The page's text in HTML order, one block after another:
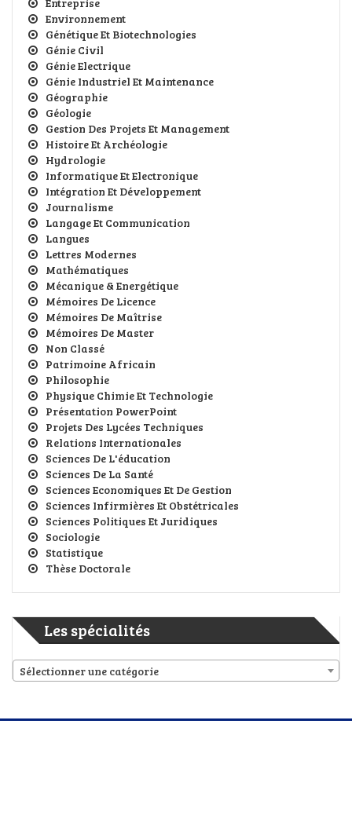
Entreprise
Environnement
Génétique Et Biotechnologies
Génie Civil
Génie Electrique
Génie Industriel Et Maintenance
Géographie
Géologie
Gestion Des Projets Et Management
Histoire Et Archéologie
Hydrologie
Informatique Et Electronique
Intégration Et Développement
Journalisme
Langage Et Communication
Langues
Lettres Modernes
Mathématiques
Mécanique & Energétique
Mémoires De Licence
Mémoires De Maîtrise
Mémoires De Master
Non Classé
Patrimoine Africain
Philosophie
Physique Chimie Et Technologie
Présentation PowerPoint
Projets Des Lycées Techniques
Relations Internationales
Sciences De L'éducation
Sciences De La Santé
Sciences Economiques Et De Gestion
Sciences Infirmières Et Obstétricales
Sciences Politiques Et Juridiques
Sociologie
Statistique
Thèse Doctorale
Les spécialités
Sélectionner une catégorie